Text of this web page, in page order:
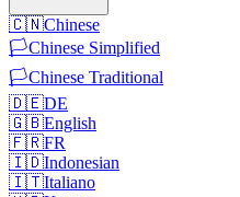
🇨🇳Chinese
🏳️Chinese Simplified
🏳️Chinese Traditional
🇩🇪DE
🇬🇧English
🇫🇷FR
🇮🇩Indonesian
🇮🇹Italiano